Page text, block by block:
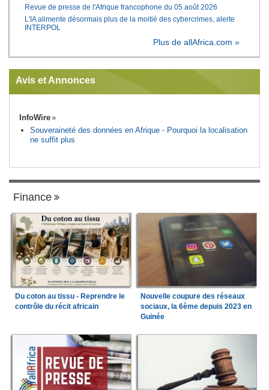
Revue de presse de l'Afrique francophone du 05 août 2026
L'IA alimente désormais plus de la moitié des cybercrimes, alerte
INTERPOL
Plus de allAfrica.com »
Avis et Annonces
InfoWire
Souveraineté des données en Afrique - Pourquoi la localisation
ne suffit plus
Finance
Du coton au tissu - Reprendre le
contrôle du récit africain
Nouvelle coupure des réseaux
sociaux, la 6ème depuis 2023 en
Guinée